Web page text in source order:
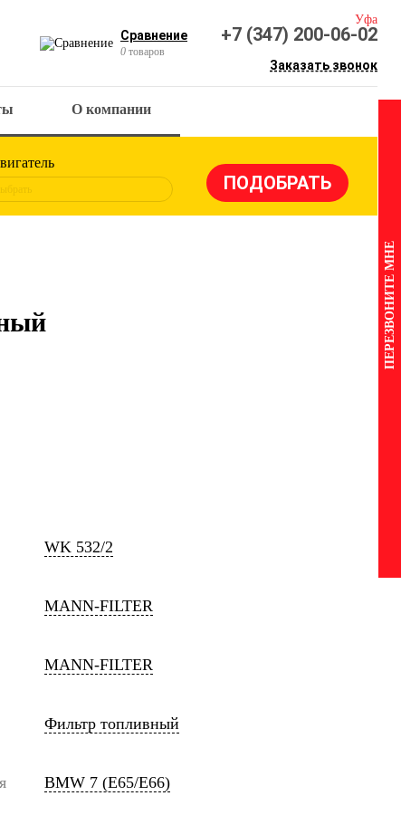
Сравнение
0 товаров
Уфа
+7 (347) 200-06-02
Заказать звонок
О компании
Выбрать
WK 532/2
MANN-FILTER
MANN-FILTER
Фильтр топливный
BMW 7 (E65/E66)
ПЕРЕЗВОНИТЕ МНЕ